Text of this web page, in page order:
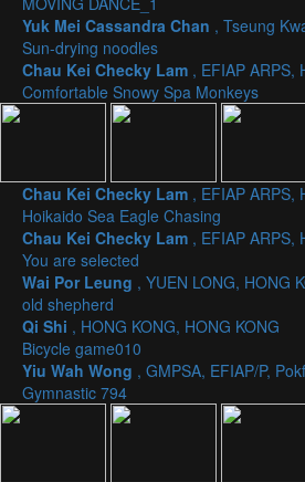
Yuk Mei Cassandra Chan , Tseung
Sun-drying noodles
Chau Kei Checky Lam , EFIAP ARPS,
Comfortable Snowy Spa Monkeys
Chau Kei Checky Lam , EFIAP ARPS,
Hoikaido Sea Eagle Chasing
Chau Kei Checky Lam , EFIAP ARPS,
You are selected
Wai Por Leung , YUEN LONG, HONG
old shepherd
Qi Shi , HONG KONG, HONG KONG
Bicycle game010
Yiu Wah Wong , GMPSA, EFIAP/P,
Gymnastic 794